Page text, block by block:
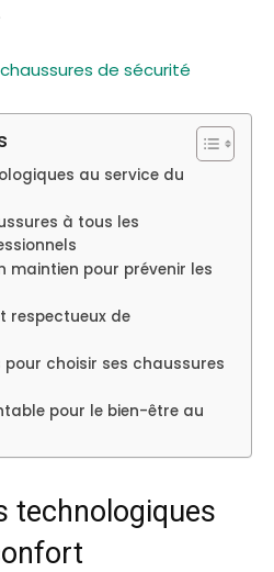
chaussures de sécurité
au service du
à tous les
maintien pour prévenir les
respectueux de
pour choisir ses chaussures
pour le bien-être au
technologiques